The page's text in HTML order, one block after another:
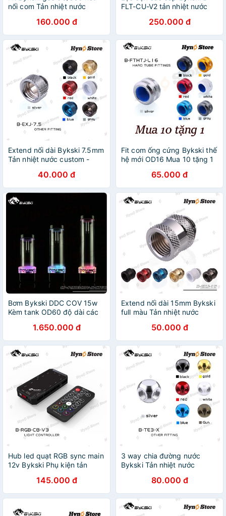
nối com Tản nhiệt nước
160.000 đ
FLT-CU-V2 tản nhiệt nước
250.000 đ
Extend nối dài Bykski 7.5mm
Tản nhiệt nước custom -
40.000 đ
Fit com ống cứng Bykski thế
hệ mới OD16 Mua 10 tặng 1
Hyno Store65.000 đ
Bơm Bykski DDC COV 15w
Kèm tank OD60 độ dài các
Hyno Store1.650.000 đ
Extend nối dài 15mm Bykski
full màu Tản nhiệt nước
50.000 đ
Hub led quạt RGB sync main
12v Bykski Phụ kiện tản
145.000 đ
3 way chia đường nước
Bykski Tản nhiệt nước
80.000 đ